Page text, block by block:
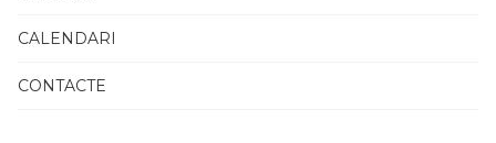
CALENDARI
CONTACTE